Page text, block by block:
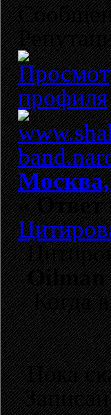
Москва,
«Ответ
Oilman
Когда
Пока
Записан